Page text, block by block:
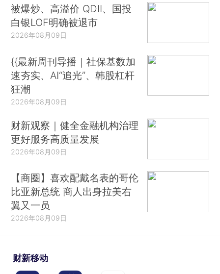
被爆炒、高溢价 QDII、国投
白银LOF明确被退市
2026年08月09日
{{最新周刊导播｜社保基数加
速夯实、AI“追光”、韩股杠杆
狂潮
2026年08月09日
财新观察｜健全金融机构治理
更好服务高质量发展
2026年08月09日
【商圈】喜欢配戴名表的哥伦
比亚新总统 商人出身拉美右
翼又一员
2026年08月09日
财新移动